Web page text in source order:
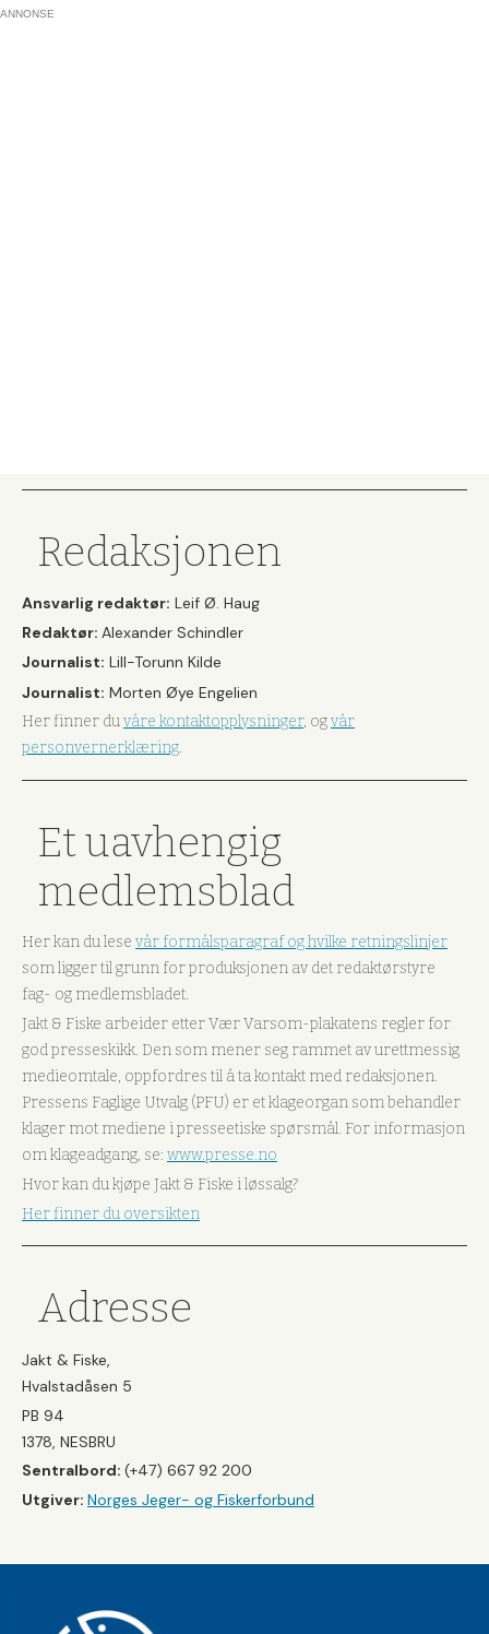
ANNONSE
Redaksjonen
Ansvarlig redaktør: Leif Ø. Haug
Redaktør: Alexander Schindler
Journalist: Lill-Torunn Kilde
Journalist: Morten Øye Engelien
Her finner duvåre kontaktopplysninger, ogvår
personvernerklæring.
Et uavhengig
medlemsblad
Her kan du lese vår formålsparagraf og hvilke retningslinjer
som ligger til grunn for produksjonen av det redaktørstyre
fag- og medlemsbladet.
Jakt & Fiske arbeider etter Vær Varsom-plakatens regler for
god presseskikk. Den som mener seg rammet av urettmessig
medieomtale, oppfordres til å ta kontakt med redaksjonen.
Pressens Faglige Utvalg (PFU) er et klageorgan som behandler
klager mot mediene i presseetiske spørsmål. For informasjon
om klageadgang, se: www.presse.no
Hvor kan du kjøpe Jakt & Fiske i løssalg?
Her finner du oversikten
Adresse
Jakt & Fiske,
Hvalstadåsen 5
PB 94
1378, NESBRU
Sentralbord: (+47) 667 92 200
Utgiver: Norges Jeger- og Fiskerforbund